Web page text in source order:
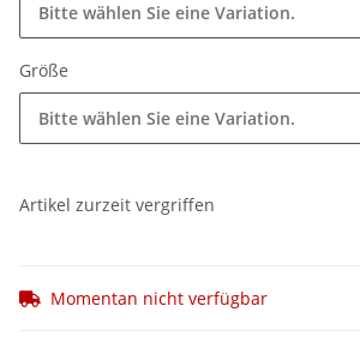
Bitte wählen Sie eine Variation.
Größe
Bitte wählen Sie eine Variation.
Artikel zurzeit vergriffen
Momentan nicht verfügbar